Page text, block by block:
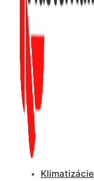
Klimatizácie